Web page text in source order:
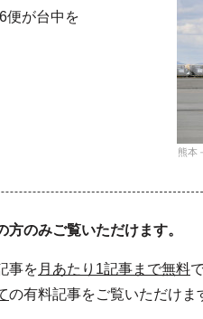
熊本
便が台中を
方のみご覧いただけます。
事を 月あたり1記事まで無料
の有料記事をご覧いただけま